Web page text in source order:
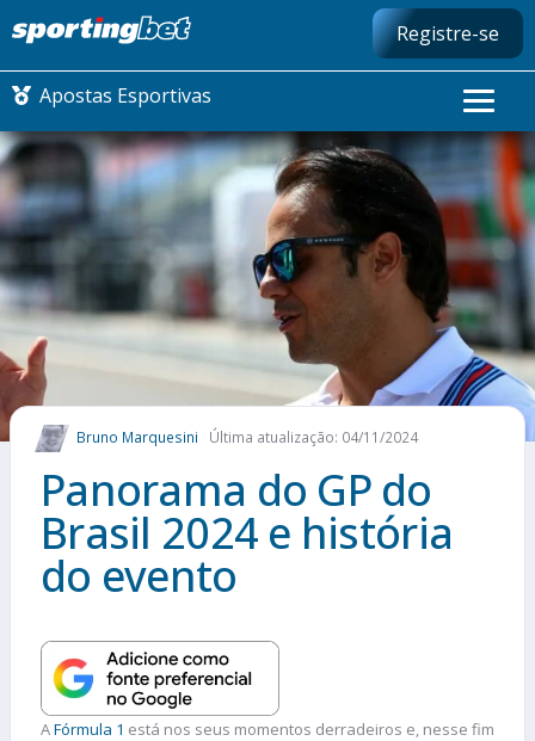
Registre-se
Apostas Esportivas
CONMEBOL LIBERTADORES
FUTEBOL NACIONAL
FUTEBOL INTERNACIONAL
COMO APOSTAR
MAIS ESPORTES
Bruno Marquesini Última atualização: 04/11/2024
Panorama do GP do
Brasil 2024 e história
do evento
AFórmula 1 está nos seus momentos derradeiros e, nesse fim